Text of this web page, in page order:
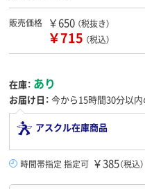
販売価格 ￥650 （税抜き）
￥715 （税込）
在庫： あり
お届け日： 今から15時間30分以内
アスクル在庫商品
時間帯指定 指定可 ￥385（税込）